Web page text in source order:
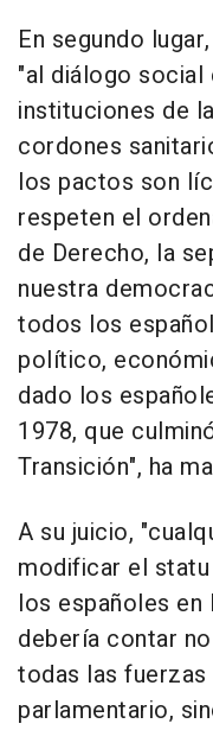
En segundo
"al diálogo
instituciones de
cordones
los pactos son
respeten el
de Derecho, la
nuestra
todos los
político,
dado los
1978, que
Transición", ha
A su juicio,
modificar el
los españoles en
debería contar
todas las
parlamentario,